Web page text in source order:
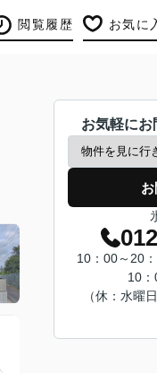
閲覧履歴 お気に
お気軽に
10：00～20
10：
（休：水曜